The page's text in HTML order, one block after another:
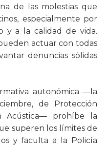
de las molestias que
especialmente por
y a la calidad de vida.
actuar con todas
denuncias sólidas
autonómica —la
de Protección
Acústica— prohíbe la
superen los límites de
y faculta a la Policía